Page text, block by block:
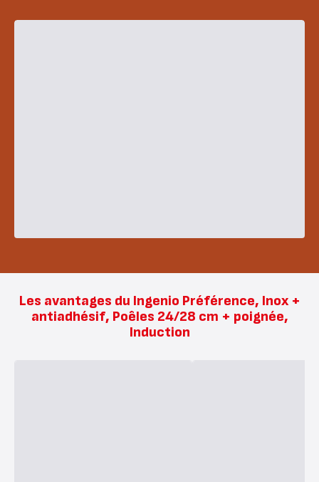
Les avantages du Ingenio Préférence, Inox +
antiadhésif, Poêles 24/28 cm + poignée,
Induction